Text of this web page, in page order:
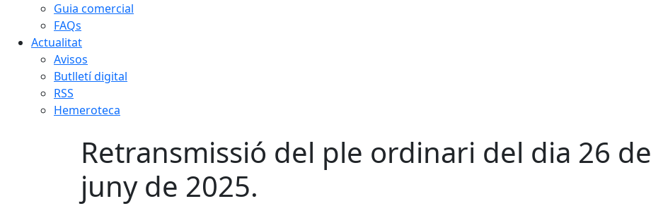
Guia comercial
FAQs
Actualitat
Avisos
Butlletí digital
RSS
Hemeroteca
Retransmissió del ple ordinari del dia 26 de
juny de 2025.